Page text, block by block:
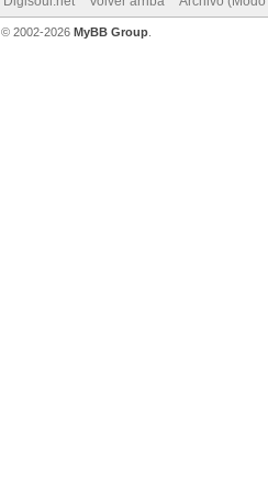
2002-2026 MyBB Group.